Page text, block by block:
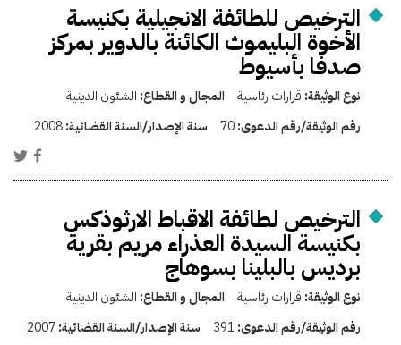
الترخيص للطائفة الانجيلية بكنيسة
الأخوة البليموث الكائنة بالدوير بمركز
صدفا بأسيوط
نوع الوثيقة: قرارات رئاسية المجال و القطاع: الشئون الدينية
رقم الوثيقة/رقم الدعوى:70 سنة الإصدار/السنة القضائية:2008
الترخيص لطائفة الاقباط الارثوذكس
بكنيسة السيدة العذراء مريم بقرية
برديس بالبلينا بسوهاج
نوع الوثيقة: قرارات رئاسية المجال و القطاع: الشئون الدينية
رقم الوثيقة/رقم الدعوى: 391 سنة الإصدار/السنة القضائية:2007